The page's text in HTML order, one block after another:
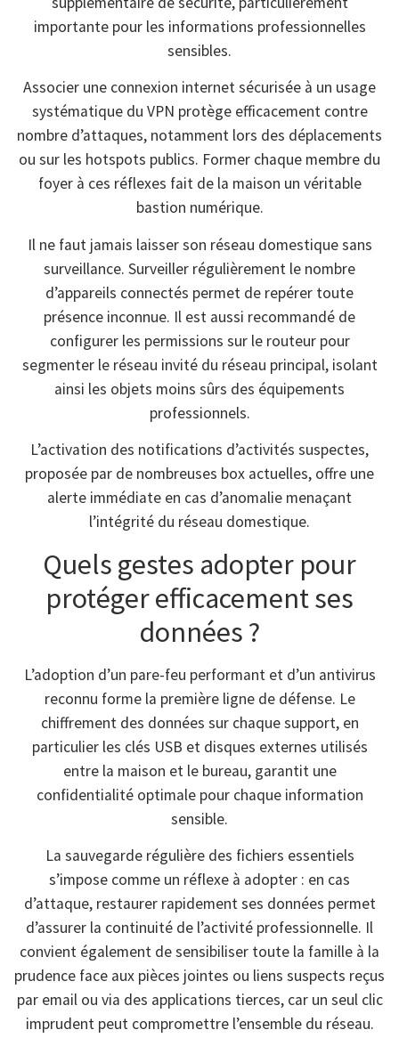
importante pour les informations professionnelles
sensibles.
Associer une connexion internet sécurisée à un usage
systématique du VPN protège efficacement contre
nombre d’attaques, notamment lors des déplacements
ou sur les hotspots publics. Former chaque membre du
foyer à ces réflexes fait de la maison un véritable
bastion numérique.
Il ne faut jamais laisser son réseau domestique sans
surveillance. Surveiller régulièrement le nombre
d’appareils connectés permet de repérer toute
présence inconnue. Il est aussi recommandé de
configurer les permissions sur le routeur pour
segmenter le réseau invité du réseau principal, isolant
ainsi les objets moins sûrs des équipements
professionnels.
L’activation des notifications d’activités suspectes,
proposée par de nombreuses box actuelles, offre une
alerte immédiate en cas d’anomalie menaçant
l’intégrité du réseau domestique.
Quels gestes adopter pour
protéger efficacement ses
données ?
L’adoption d’un pare-feu performant et d’un antivirus
reconnu forme la première ligne de défense. Le
chiffrement des données sur chaque support, en
particulier les clés USB et disques externes utilisés
entre la maison et le bureau, garantit une
confidentialité optimale pour chaque information
sensible.
La sauvegarde régulière des fichiers essentiels
s’impose comme un réflexe à adopter : en cas
d’attaque, restaurer rapidement ses données permet
d’assurer la continuité de l’activité professionnelle. Il
convient également de sensibiliser toute la famille à la
prudence face aux pièces jointes ou liens suspects reçus
par email ou via des applications tierces, car un seul clic
imprudent peut compromettre l’ensemble du réseau.